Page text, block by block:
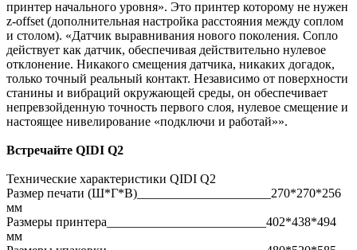
принтер начального уровня». Это принтер которому не нужен
z-offset (дополнительная настройка расстояния между соплом
и столом). «Датчик выравнивания нового поколения. Сопло
действует как датчик, обеспечивая действительно нулевое
отклонение. Никакого смещения датчика, никаких догадок,
только точный реальный контакт. Независимо от поверхности
станины и вибраций окружающей среды, он обеспечивает
непревзойденную точность первого слоя, нулевое смещение и
настоящее нивелирование «подключи и работай»».
Встречайте QIDI Q2
Технические характеристики QIDI Q2
Размер печати (Ш*Г*В)_____________________270*270*256
мм
Размеры принтера_________________________402*438*494
мм